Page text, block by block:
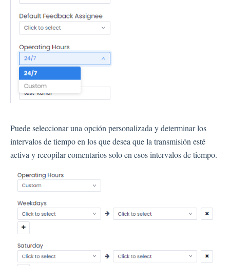
Puede seleccionar una opción personalizada y determinar los
intervalos de tiempo en los que desea que la transmisión esté
activa y recopilar comentarios solo en esos intervalos de tiempo.